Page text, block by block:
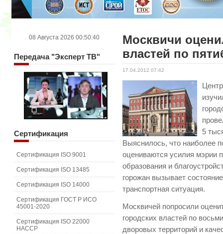
Москвичи
властей по
17.04.2012 07:42
5
Выяснилось, что наиболее
оцениваются усилия мэрии
образования и
горожан вызывает
транспортная ситуация.
Москвичей попросили
городских властей по
дворовых территорий и
08 Августа 2026 00:50:40
Передача"Эксперт ТВ"
Сертификация
Сертификация ISO 9001
Сертификация ISO 13485
Сертификация ISO 14000
Сертификация ГОСТ Р ИСО
45001-2020
Сертификация ISO 22000
HACCP